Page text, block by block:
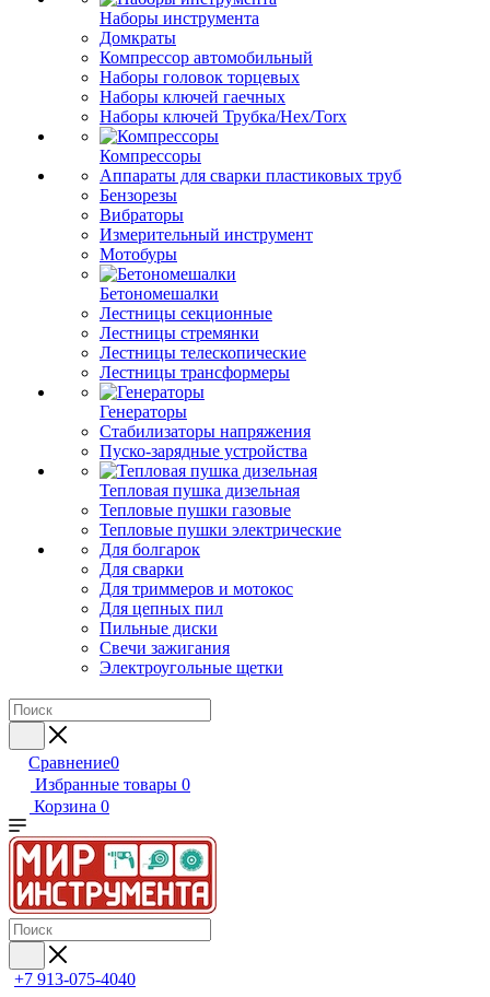
Наборы инструмента
Домкраты
Компрессор автомобильный
Наборы головок торцевых
Наборы ключей гаечных
Наборы ключей Трубка/Hex/Torx
Компрессоры
Аппараты для сварки пластиковых труб
Бензорезы
Вибраторы
Измерительный инструмент
Мотобуры
Бетономешалки
Лестницы секционные
Лестницы стремянки
Лестницы телескопические
Лестницы трансформеры
Генераторы
Стабилизаторы напряжения
Пуско-зарядные устройства
Тепловая пушка дизельная
Тепловые пушки газовые
Тепловые пушки электрические
Для болгарок
Для сварки
Для триммеров и мотокос
Для цепных пил
Пильные диски
Свечи зажигания
Электроугольные щетки
Сравнение0
Избранные товары 0
Корзина 0
+7 913-075-4040